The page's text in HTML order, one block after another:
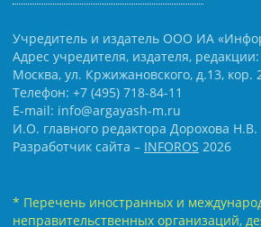
Учредитель и издатель ООО ИА
Адрес учредителя, издателя, редакции:
Москва, ул. Кржижановского, д.13, кор.
Телефон: +7 (495) 718-84-11
E-mail: info@argayash-m.ru
И.О. главного редактора Дорохова Н.В.
Разработчик сайта – INFOROS 2026
* Перечень иностранных и
неправительственных организаций,